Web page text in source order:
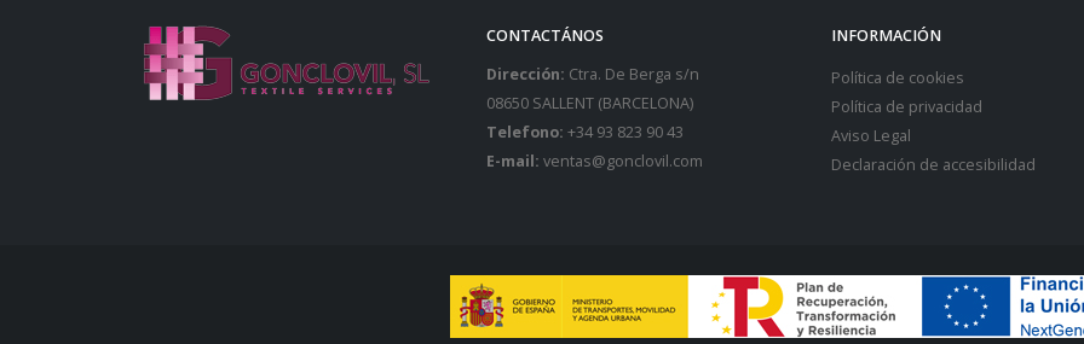
CONTACTÁNOS
Dirección: Ctra. De Berga s/n
08650 SALLENT (BARCELONA)
Telefono: +34 93 823 90 43
E-mail: ventas@gonclovil.com
INFORMACIÓN
Política de cookies
Política de privacidad
Aviso Legal
Declaración de accesibilidad